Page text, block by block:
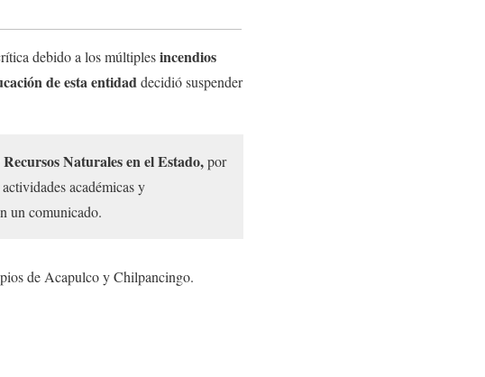
debido a los múltiplesincendios
de esta entidaddecidió suspender
Naturales en el Estado,por
académicas y
un comunicado.
de Acapulco y Chilpancingo.